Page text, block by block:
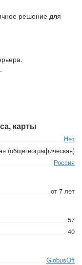
решение для
карты
Нет
(общегеографическая)
Россия
от 7 лет
57
40
GlobusOff